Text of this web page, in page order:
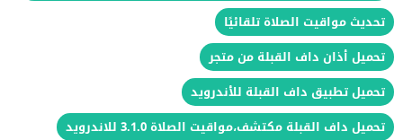
تحديث مواقيت الصلاة تلقائيًا
تحميل أذان داف القبلة من متجر
تحميل تطبيق داف القبلة للأندرويد
تحميل داف القبلة مكتشف،مواقيت الصلاة 3.1.0 للاندرويد